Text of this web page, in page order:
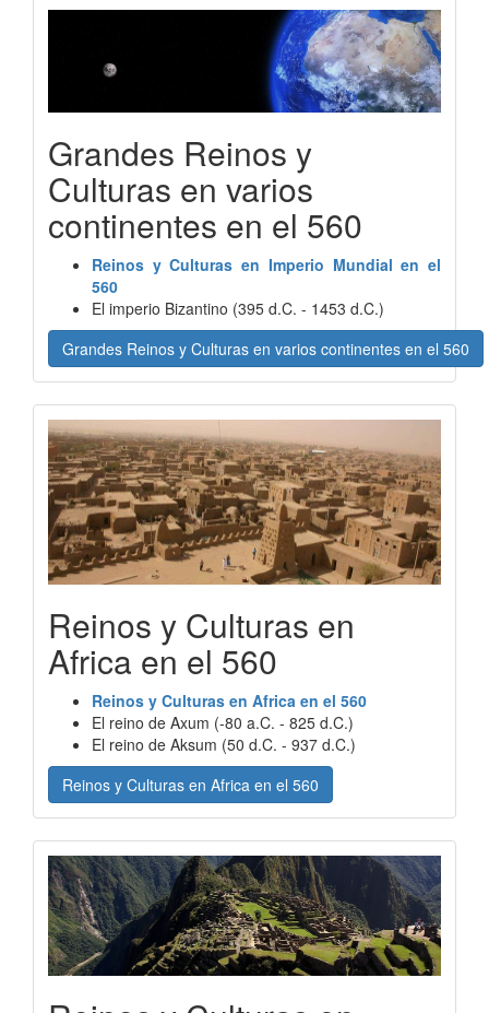
Grandes Reinos y
Culturas en varios
continentes en el 560
Reinos y Culturas en Imperio Mundial en el
560
El imperio Bizantino (395 d.C. - 1453 d.C.)
Grandes Reinos y Culturas en varios continentes en el 560
Reinos y Culturas en
Africa en el 560
Reinos y Culturas en Africa en el 560
El reino de Axum (-80 a.C. - 825 d.C.)
El reino de Aksum (50 d.C. - 937 d.C.)
Reinos y Culturas en Africa en el 560